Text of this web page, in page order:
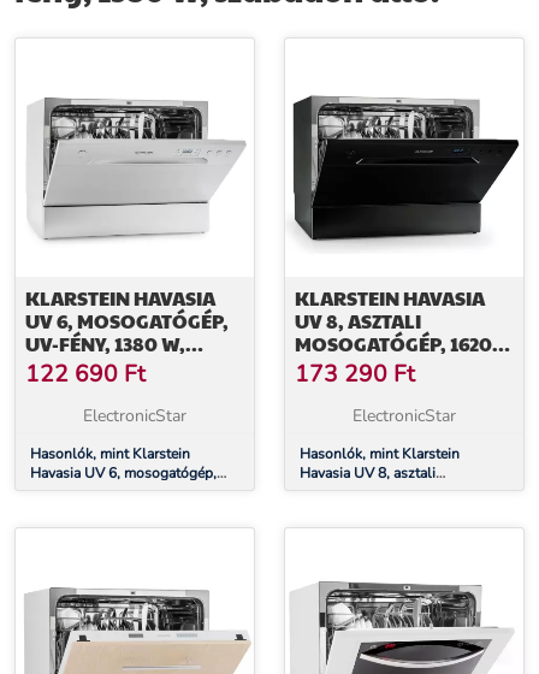
KLARSTEIN HAVASIA
UV 6, MOSOGATÓGÉP,
UV-FÉNY, 1380 W,
SZABADON ÁLLÓ
122 690 Ft
ElectronicStar
Hasonlók, mint Klarstein
Havasia UV 6, mosogatógép,
UV-fény, 1380 W, szabadon álló
KLARSTEIN HAVASIA
UV 8, ASZTALI
MOSOGATÓGÉP, 1620
W, UV-FÉNY,
SZABADON ÁLLÓ /
BEÉPÍTHETŐ
173 290 Ft
ElectronicStar
Hasonlók, mint Klarstein
Havasia UV 8, asztali
mosogatógép, 1620 W, UV-